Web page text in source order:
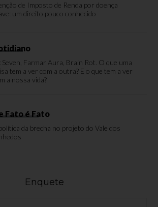
de Imposto de Renda por doença
um direito pouco conhecido
Seven, Farmar Aura, Brain Rot. O que uma
tem a ver com a outra? E o que tem a ver
a nossa vida?
Fato é Fato
da brecha no projeto do Vale dos
Enquete